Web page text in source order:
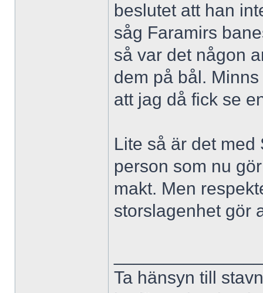
beslutet att han
såg Faramirs
så var det någon
dem på bål.
att jag då fick se
Lite så är det med
person som nu
makt. Men
storslagenhet gör
Ta hänsyn till